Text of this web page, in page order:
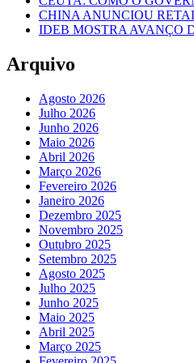
CHINA ANUNCIOU
IDEB MOSTRA AVANÇO
Arquivo
Agosto 2026
Julho 2026
Junho 2026
Maio 2026
Abril 2026
Março 2026
Fevereiro 2026
Janeiro 2026
Dezembro 2025
Novembro 2025
Outubro 2025
Setembro 2025
Agosto 2025
Julho 2025
Junho 2025
Maio 2025
Abril 2025
Março 2025